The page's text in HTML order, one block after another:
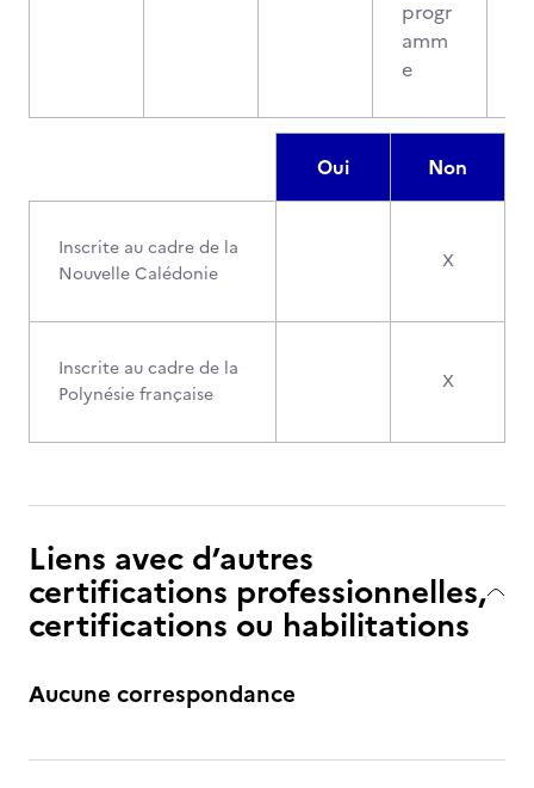
progr
amm
e
Oui Non
Inscrite au cadre de la
Nouvelle Calédonie
X
Inscrite au cadre de la
Polynésie française
X
Liens avec d’autres
certifications professionnelles,
certifications ou habilitations
Aucune correspondance